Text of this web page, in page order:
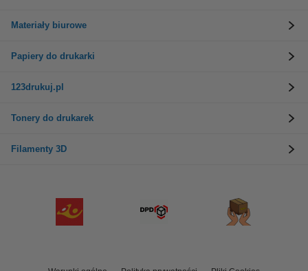
Materiały biurowe
Papiery do drukarki
123drukuj.pl
Tonery do drukarek
Filamenty 3D